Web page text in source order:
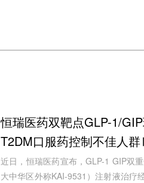
恒瑞医药双靶点GLP-1/
T2DM口服药控制不佳人
果
近日，恒瑞医药宣布，GLP-1 GIP双
大中华区外称KAI-9531）注射液治疗